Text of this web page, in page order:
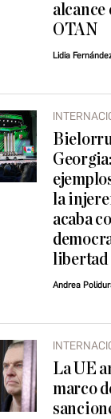
alcance
OTAN
Lidia
la
acaba
libertad
Andrea
La UE
marco